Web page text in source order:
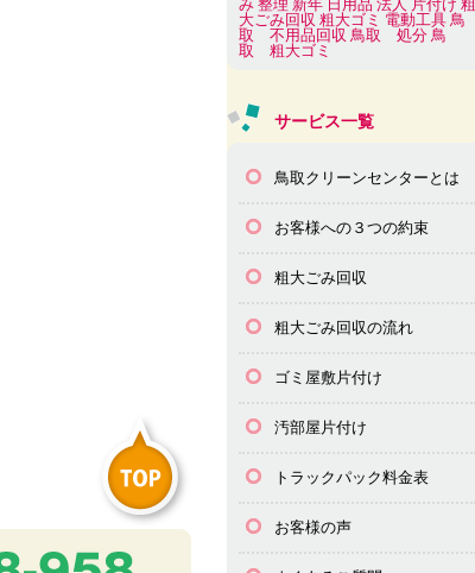
み 整理 新年 日用品 法人 片付け 粗
大ごみ回収 粗大ゴミ 電動工具 鳥
取 不用品回収 鳥取 処分 鳥
取 粗大ゴミ
サービス一覧
鳥取クリーンセンターとは
お客様への３つの約束
粗大ごみ回収
粗大ごみ回収の流れ
ゴミ屋敷片付け
汚部屋片付け
トラックパック料金表
お客様の声